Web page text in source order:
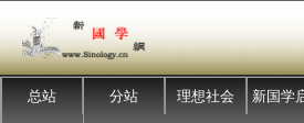
总站 分站 理想社会 新国学